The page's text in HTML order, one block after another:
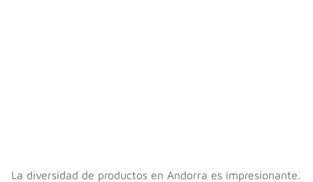
La diversidad de productos en Andorra es impresionante.